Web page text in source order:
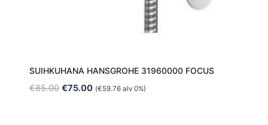
SUIHKUHANA HANSGROHE 31960000 FOCUS
€85.00 Alkuperäinen
€75.00Nykyinen
(€59.76alv 0%)